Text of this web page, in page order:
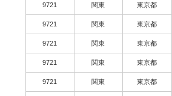
9721 関東 東京都
9721 関東 東京都
9721 関東 東京都
9721 関東 東京都
9721 関東 東京都